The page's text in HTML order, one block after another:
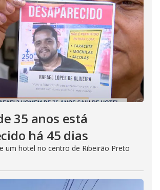
35 anos está
há 45 dias
um hotel no centro de Ribeirão Preto